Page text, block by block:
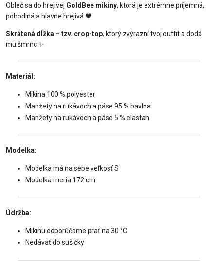
Obleč sa do hrejivej GoldBee mikiny, ktorá je extrémne príjemná,
pohodlná a hlavne hrejivá 🧡
Skrátená dĺžka – tzv. crop-top, ktorý zvýrazní tvoj outfit a dodá
mu šmrnc ✨
Materiál:
Mikina 100 % polyester
Manžety na rukávoch a páse 95 % bavlna
Manžety na rukávoch a páse 5 % elastan
Modelka:
Modelka má na sebe veľkosť S
Modelka meria 172 cm
Údržba:
Mikinu odporúčame prať na 30 °C
Nedávať do sušičky